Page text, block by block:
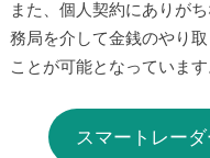
また、個人契約にありが
務局を介して金銭のやり
ことが可能となっています
スマートレー